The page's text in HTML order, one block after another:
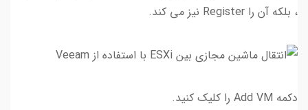
، بلکه آن را Register نیز می کند.
دکمه Add VM را کلیک کنید.